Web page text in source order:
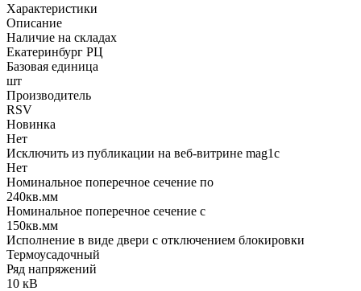
Характеристики
Описание
Наличие на складах
Екатеринбург РЦ
Базовая единица
шт
Производитель
RSV
Новинка
Нет
Исключить из публикации на веб-витрине mag1c
Нет
Номинальное поперечное сечение по
240кв.мм
Номинальное поперечное сечение с
150кв.мм
Исполнение в виде двери с отключением блокировки
Термоусадочный
Ряд напряжений
10 кВ